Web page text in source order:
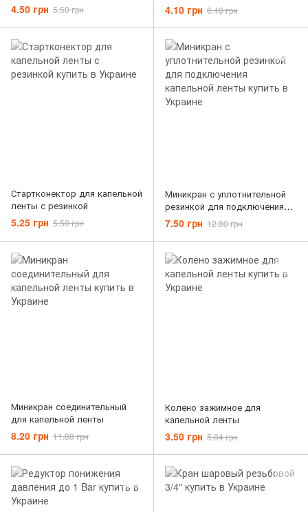
4.50 грн 5.50 грн 4.10 грн 6.48 грн
Стартконектор для капельной
ленты с резинкой
5.25 грн 5.50 грн
Миникран с уплотнительной
резинкой для подключения
капельной ленты
7.50 грн 12.80 грн
Миникран соединительный
для капельной ленты
8.20 грн 11.88 грн
Колено зажимное для
капельной ленты
3.50 грн 5.04 грн